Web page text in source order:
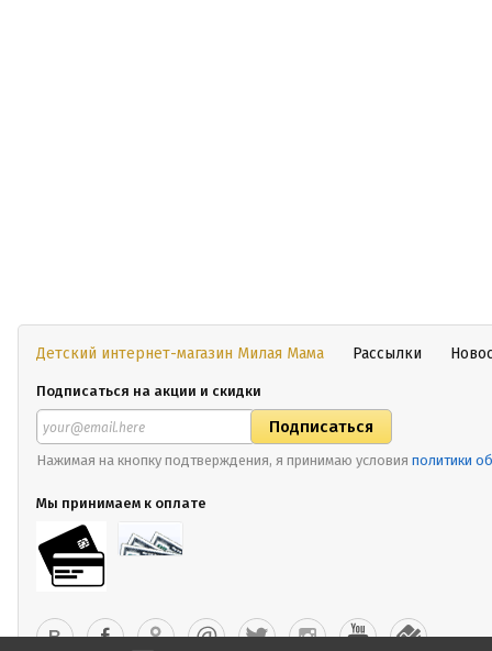
Детский интернет-магазин Милая Мама Рассылки
Подписаться на акции и скидки
Нажимая на кнопку подтверждения, я принимаю условия политики
Мы принимаем к оплате